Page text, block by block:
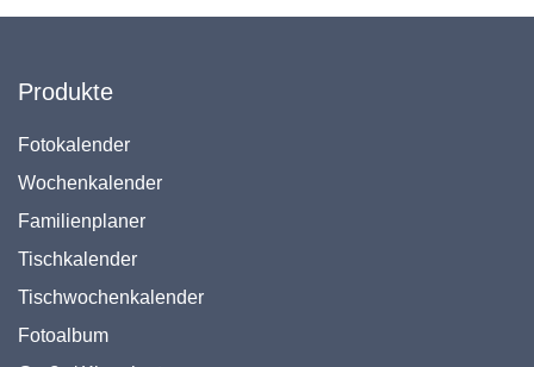
Produkte
Fotokalender
Wochenkalender
Familienplaner
Tischkalender
Tischwochenkalender
Fotoalbum